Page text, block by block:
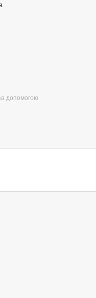
допомогою